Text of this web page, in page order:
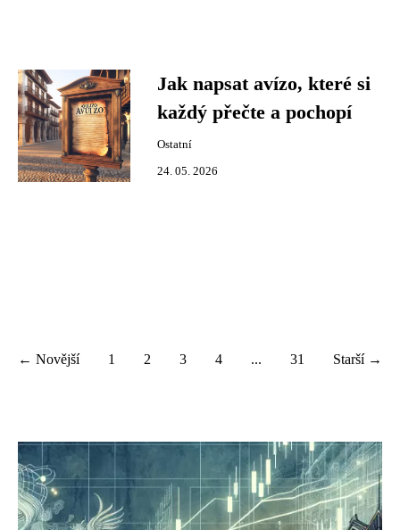
Jak napsat avízo, které si
každý přečte a pochopí
Ostatní
24. 05. 2026
← Novější 1 2 3 4 ... 31 Starší →